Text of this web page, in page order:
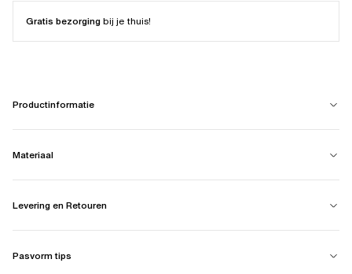
Gratis bezorgingbij je thuis!
Productinformatie
Materiaal
Levering en Retouren
Pasvorm tips